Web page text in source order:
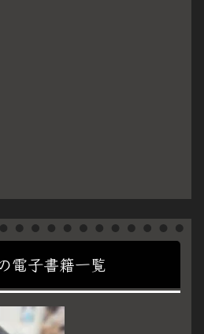
電子書籍一覧